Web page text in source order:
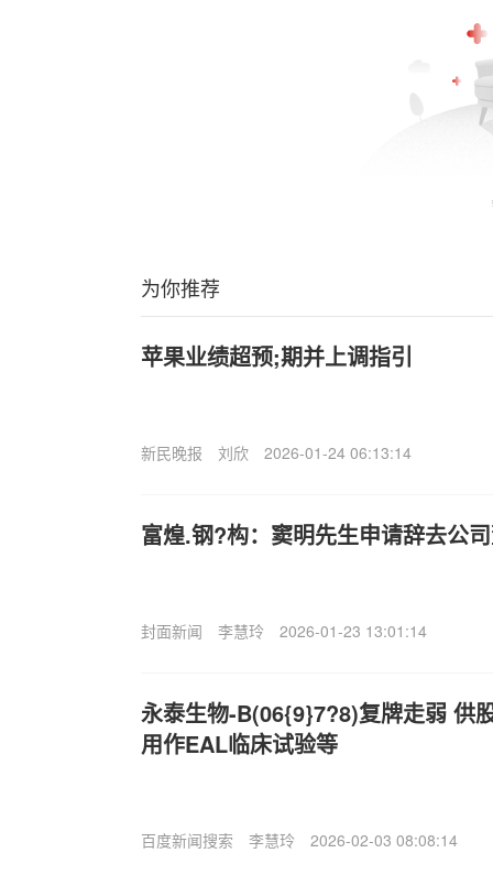
为你推荐
苹果业绩超预;期并上调指引
新民晚报 刘欣 2026-01-24 06:13:14
富煌.钢?构：窦明先生申请辞去公
封面新闻 李慧玲 2026-01-23 13:01:14
永泰生物-B(06{9}7?8)复牌走弱 供
用作EAL临床试验等
百度新闻搜索 李慧玲 2026-02-03 08:08:14